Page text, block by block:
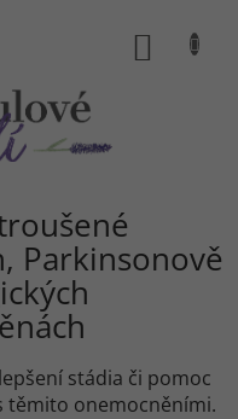
Parkinsonově
stádia či pomoc
těmito onemocněními.